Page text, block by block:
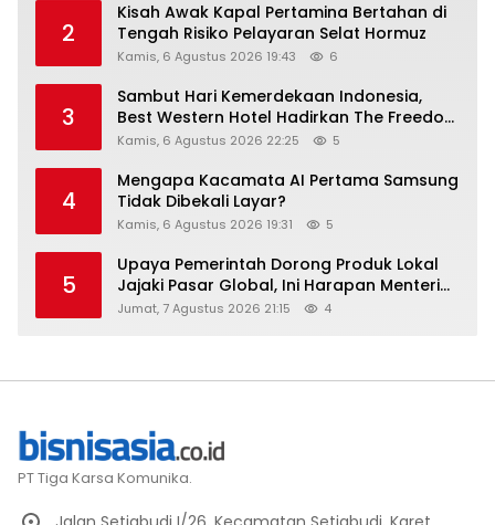
2
Kisah Awak Kapal Pertamina Bertahan di
Tengah Risiko Pelayaran Selat Hormuz
Kamis, 6 Agustus 2026 19:43 6
3
Sambut Hari Kemerdekaan Indonesia,
Best Western Hotel Hadirkan The Freedom
Stay Diskon Hingga 45%
Kamis, 6 Agustus 2026 22:25 5
4
Mengapa Kacamata AI Pertama Samsung
Tidak Dibekali Layar?
Kamis, 6 Agustus 2026 19:31 5
5
Upaya Pemerintah Dorong Produk Lokal
Jajaki Pasar Global, Ini Harapan Menteri
Perindustrian RI Lewat ILT dan IGT Expo
Jumat, 7 Agustus 2026 21:15 4
PT Tiga Karsa Komunika.